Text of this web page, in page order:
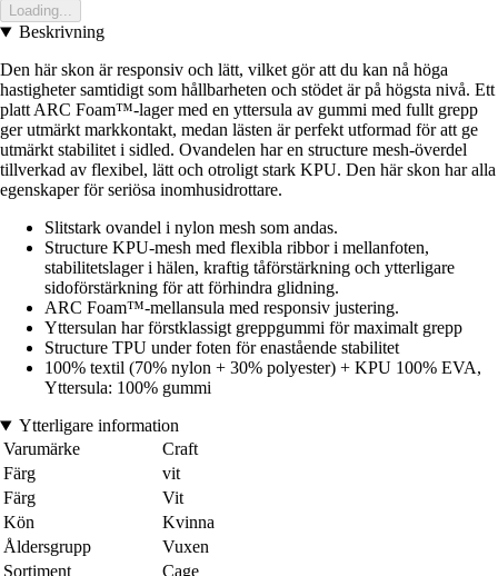
Loading...
Beskrivning
Den här skon är responsiv och lätt, vilket gör att du kan nå höga
hastigheter samtidigt som hållbarheten och stödet är på högsta nivå. Ett
platt ARC Foam™-lager med en yttersula av gummi med fullt grepp
ger utmärkt markkontakt, medan lästen är perfekt utformad för att ge
utmärkt stabilitet i sidled. Ovandelen har en structure mesh-överdel
tillverkad av flexibel, lätt och otroligt stark KPU. Den här skon har alla
egenskaper för seriösa inomhusidrottare.
Slitstark ovandel i nylon mesh som andas.
Structure KPU-mesh med flexibla ribbor i mellanfoten,
stabilitetslager i hälen, kraftig tåförstärkning och ytterligare
sidoförstärkning för att förhindra glidning.
ARC Foam™-mellansula med responsiv justering.
Yttersulan har förstklassigt greppgummi för maximalt grepp
Structure TPU under foten för enastående stabilitet
100% textil (70% nylon + 30% polyester) + KPU 100% EVA,
Yttersula: 100% gummi
Ytterligare information
Varumärke
Craft
Färg
vit
Färg
Vit
Kön
Kvinna
Åldersgrupp
Vuxen
Sortiment
Cage